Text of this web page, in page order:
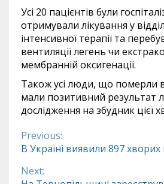
Усі 20 пацієнтів були
отримували лікування у
інтенсивної терапії та
вентиляції легень чи
мембранній оксигенації.
Також усі люди, що померли
мали позитивний результат
дослідження на збудник цієї
Continue
Reading
Previous:
В Україні виявили 897 хворих
Next: